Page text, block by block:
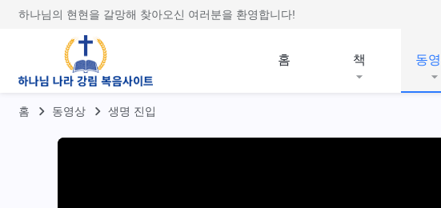
하나님의 현현을 갈망해 찾아오신 여러분을 환영합니다!
홈 책 동
홈 동영상 생명 진입